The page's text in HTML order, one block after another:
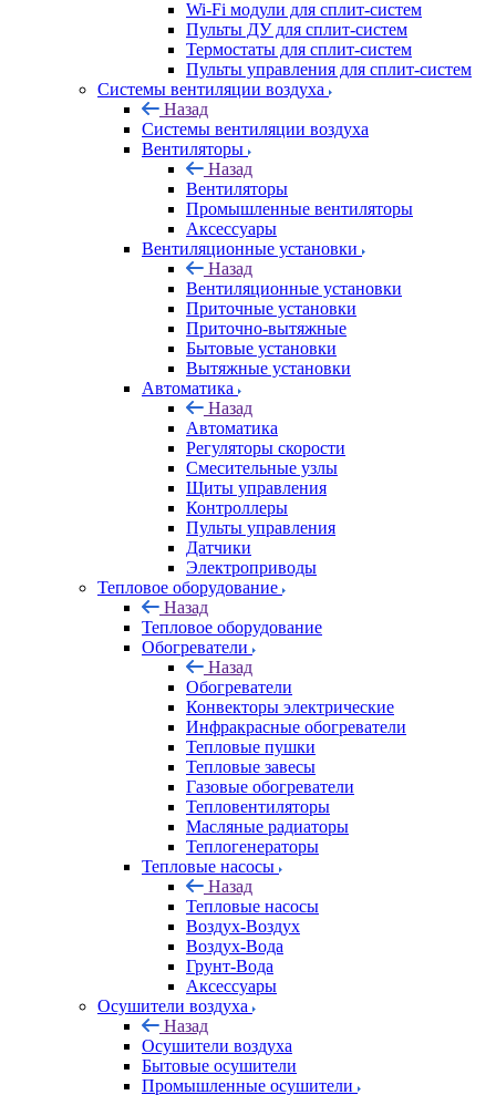
Wi-Fi модули для сплит-систем
Пульты ДУ для сплит-систем
Термостаты для сплит-систем
Пульты управления для сплит-систем
Системы вентиляции воздуха
Назад
Системы вентиляции воздуха
Вентиляторы
Назад
Вентиляторы
Промышленные вентиляторы
Аксессуары
Вентиляционные установки
Назад
Вентиляционные установки
Приточные установки
Приточно-вытяжные
Бытовые установки
Вытяжные установки
Автоматика
Назад
Автоматика
Регуляторы скорости
Смесительные узлы
Щиты управления
Контроллеры
Пульты управления
Датчики
Электроприводы
Тепловое оборудование
Назад
Тепловое оборудование
Обогреватели
Назад
Обогреватели
Конвекторы электрические
Инфракрасные обогреватели
Тепловые пушки
Тепловые завесы
Газовые обогреватели
Тепловентиляторы
Масляные радиаторы
Теплогенераторы
Тепловые насосы
Назад
Тепловые насосы
Воздух-Воздух
Воздух-Вода
Грунт-Вода
Аксессуары
Осушители воздуха
Назад
Осушители воздуха
Бытовые осушители
Промышленные осушители